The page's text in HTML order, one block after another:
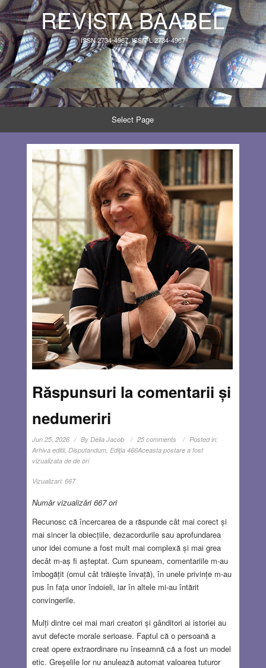
REVISTA BAABEL
ISSN 2734-4967, ISSN-L 2734-4967
Select Page
Răspunsuri la comentarii și
nedumeriri
Jun 25, 2026 By Delia Jacob 25 comments
Posted in:
Arhiva editii, Disputandum, Ediţia 466Aceasta postare a fost
vizualizata de de ori
Vizualizari: 667
Număr vizualizări 667 ori
Recunosc că încercarea de a răspunde cât mai corect și
mai sincer la obiecțiile, dezacordurile sau aprofundarea
unor idei comune a fost mult mai complexă și mai grea
decât m-aș fi așteptat. Cum spuneam, comentariile m-au
îmbogățit (omul cât trăiește învață), în unele privințe m-au
pus în fața unor îndoieli, iar în altele mi-au întărit
convingerile.
Mulți dintre cei mai mari creatori și gânditori ai istoriei au
avut defecte morale serioase. Faptul că o persoană a
creat opere extraordinare nu înseamnă că a fost un model
etic. Greșelile lor nu anulează automat valoarea tuturor